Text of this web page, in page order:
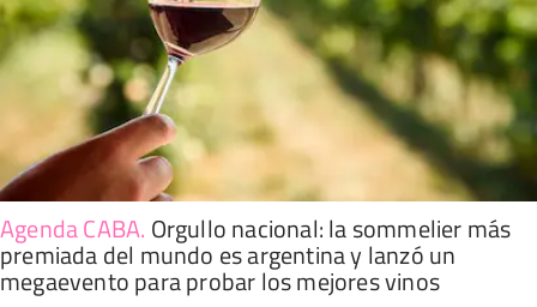
Agenda CABA. Orgullo nacional: la sommelier más
premiada del mundo es argentina y lanzó un
megaevento para probar los mejores vinos